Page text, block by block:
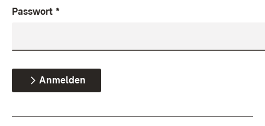
Passwort *
Anmelden